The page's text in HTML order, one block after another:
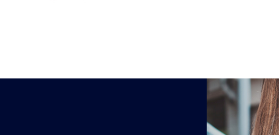
LEREN PORTEMONNEE BRUIN MARION